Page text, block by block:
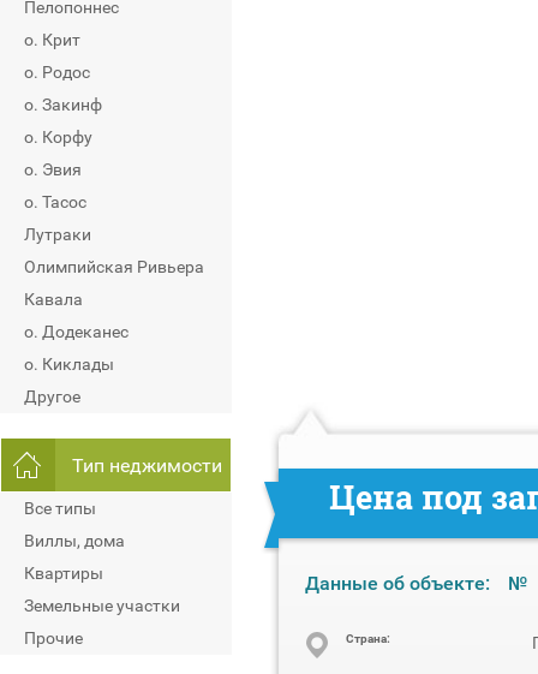
Пелопоннес
о. Крит
о. Родос
о. Закинф
о. Корфу
о. Эвия
о. Тасос
Лутраки
Олимпийская Ривьера
Кавала
о. Додеканес
о. Киклады
Другое
Тип неджимости
Все типы
Виллы, дома
Квартиры
Земельные участки
Прочие
Цена под
Данные об объекте: №
Cтрана: